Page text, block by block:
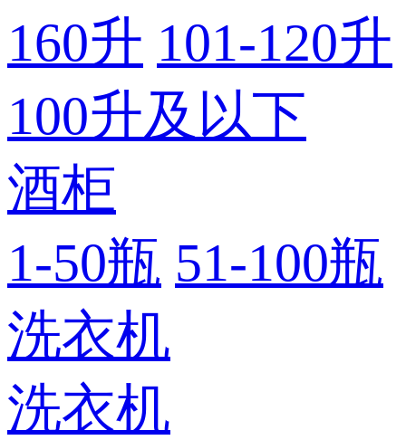
160升 101-120升
100升及以下
酒柜
1-50瓶 51-100瓶
洗衣机
洗衣机